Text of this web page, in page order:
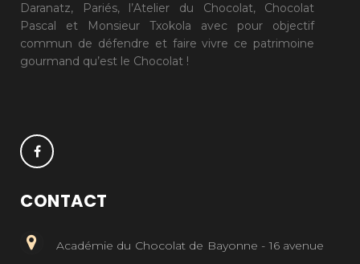
Daranatz, Pariés, l’Atelier du Chocolat, Chocolat
Pascal et Monsieur Txokola avec pour objectif
commun de défendre et faire vivre ce patrimoine
gourmand qu’est le Chocolat !
CONTACT
Académie du Chocolat de Bayonne - 16 avenue